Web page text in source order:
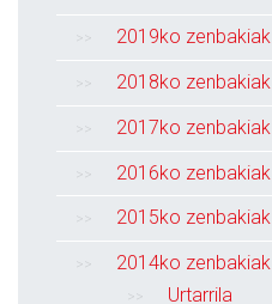
2019ko zenbakiak
2018ko zenbakiak
2017ko zenbakiak
2016ko zenbakiak
2015ko zenbakiak
2014ko zenbakiak
Urtarrila